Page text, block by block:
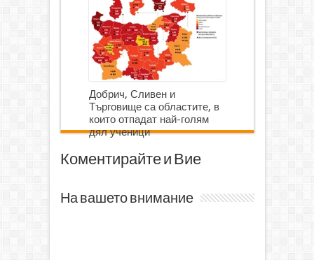
Добрич, Сливен и
Търговище са областите, в
които отпадат най-голям
дял ученици
Коментирайте и Вие
На вашето внимание